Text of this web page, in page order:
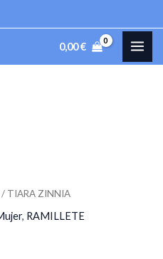
0,00€
/ TIARA ZINNIA
, RAMILLETE